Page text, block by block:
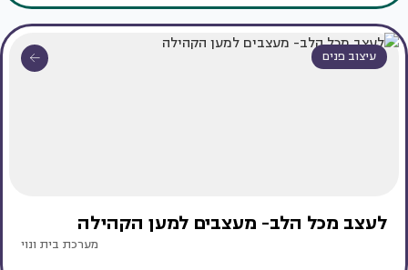
עיצוב פנים
לעצב מכל הלב- מעצבים למען הקהילה
מערכת בית ונוי